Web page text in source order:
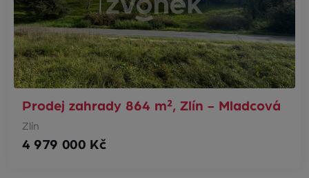
Prodej zahrady 864 m², Zlín - Mladcová
Zlín
4 979 000 Kč